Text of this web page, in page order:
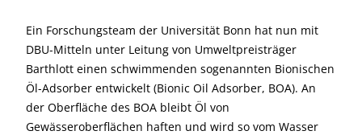
Ein Forschungsteam der Universität Bonn hat nun mit
DBU-Mitteln unter Leitung von Umweltpreisträger
Barthlott einen schwimmenden sogenannten Bionischen
Öl-Adsorber entwickelt (Bionic Oil Adsorber, BOA). An
der Oberfläche des BOA bleibt Öl von
Gewässeroberflächen haften und wird so vom Wasser